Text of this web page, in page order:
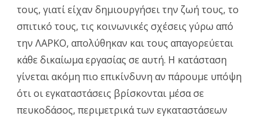
τους, γιατί είχαν δημιουργήσει την ζωή τους, το
σπιτικό τους, τις κοινωνικές σχέσεις γύρω από
την ΛΑΡΚΟ, απολύθηκαν και τους απαγορεύεται
κάθε δικαίωμα εργασίας σε αυτή. Η κατάσταση
γίνεται ακόμη πιο επικίνδυνη αν πάρουμε υπόψη
ότι οι εγκαταστάσεις βρίσκονται μέσα σε
πευκοδάσος, περιμετρικά των εγκαταστάσεων